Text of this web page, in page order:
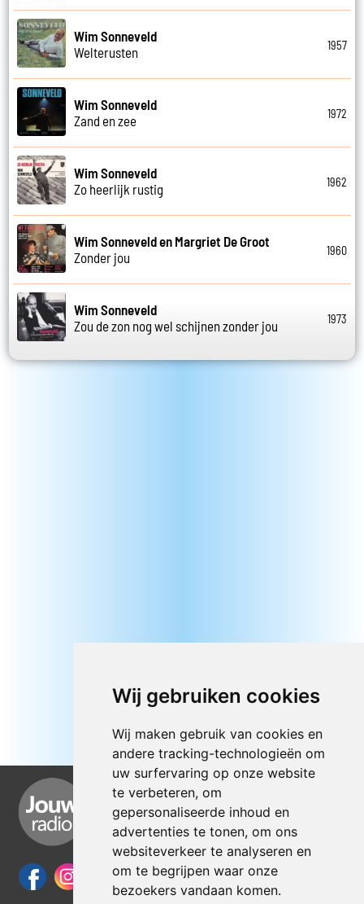
Wij gebruiken cookies
Wij maken gebruik van cookies en
andere tracking-technologieën om
uw surfervaring op onze website
te verbeteren, om
gepersonaliseerde inhoud en
advertenties te tonen, om ons
websiteverkeer te analyseren en
om te begrijpen waar onze
bezoekers vandaan komen.
Wim Sonneveld
Welterusten
1957
Wim Sonneveld
Zand en zee
1972
Wim Sonneveld
Zo heerlijk rustig
1962
Wim Sonneveld en Margriet De Groot
Zonder jou
1960
Wim Sonneveld
Zou de zon nog wel schijnen zonder jou
1973